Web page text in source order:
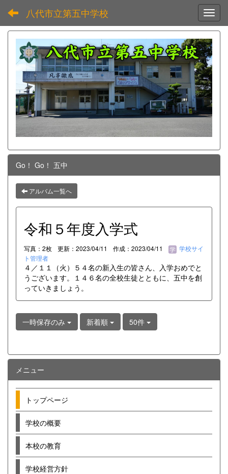
八代市立第五中学校
Go！ Go！ 五中
アルバム一覧へ
令和５年度入学式
写真：2枚 更新：2023/04/11 作成：2023/04/11
学校サイ
ト管理者
４／１１（火）５４名の新入生の皆さん、入学おめでと
うございます。１４６名の全校生徒とともに、五中を創
っていきましょう。
一時保存のみ 新着順 50件
メニュー
トップページ
学校の概要
本校の教育
学校経営方針